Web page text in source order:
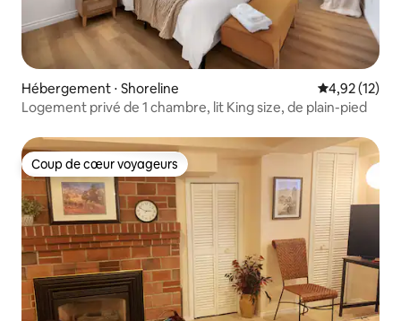
Hébergement ⋅ Shoreline Évaluation
4,92 (12)
Logement privé de 1 chambre, lit King size, de plain-pied
Coup de cœur voyageurs
Coup de cœur voyageurs